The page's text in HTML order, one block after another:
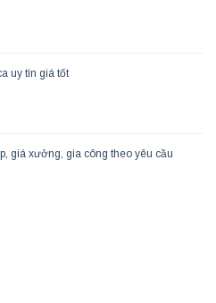
uy tín giá tốt
giá xưởng, gia công theo yêu cầu